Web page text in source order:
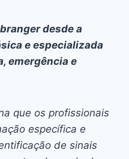
desde a
e especializada
emergência e
que os profissionais
específica e
de sinais